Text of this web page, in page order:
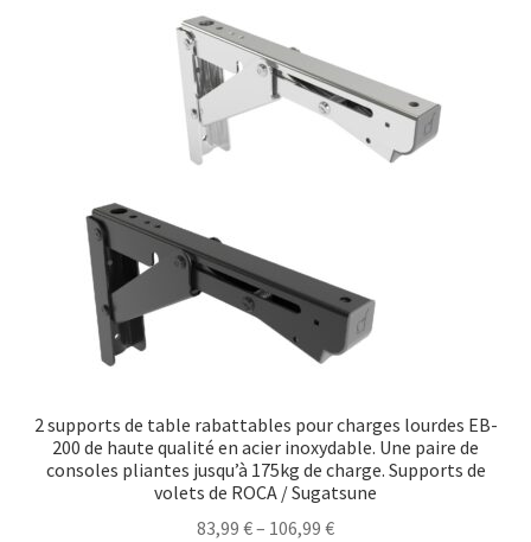
2 supports de table rabattables pour charges lourdes EB-
200 de haute qualité en acier inoxydable. Une paire de
consoles pliantes jusqu’à 175kg de charge. Supports de
volets de ROCA / Sugatsune
83,99 €– 106,99 €